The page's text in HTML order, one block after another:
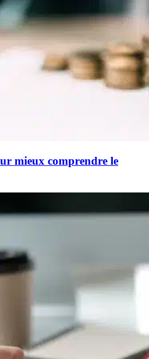
mieux comprendre le